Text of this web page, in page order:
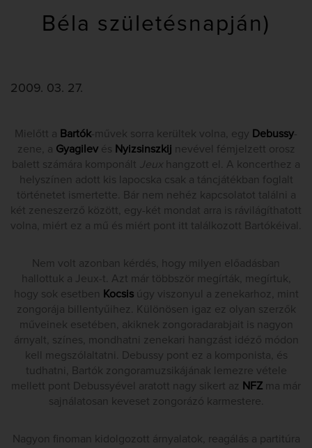
Béla születésnapján)
2009. 03. 27.
Mielőtt a Bartók-művek sorra kerültek volna, egy Debussy-
zene, a Gyagilevés Nyizsinszkij
nevével fémjelzett orosz
balett számára komponált
Jeux hangzott el. A koncerthez a
helyszínen adott kis lapocska csak a táncjátékban foglalt
történetet ismertette. Bár nem nehéz kapcsolatot találni a
két zeneszerző között, egy-két mondat arra is rávilágíthatott
volna, miért ez a mű és miért pont itt találkozott Bartókéival.
Nem volt azonban kérdés, hogy milyen előadásban
hallottuk a Jeux-t. Azt már többször megírták, megírtuk,
hogy sok esetben Kocsisúgy viszonyul a zenekarhoz, mint
zongorája billentyűihez. Különösen igaz ez olyan szerzők
műveinek esetében, akiknek zongoradarabjait is nagyon
árnyalt, színes, mondhatni zenekari hangzást idéző módon
kell megszólaltatni. Debussy pont ez a komponista, és
tudhatni, Bartók zongoramuzsikájának lemezre vétele
mellett pont Debussyével aratott nagy sikert az NFZ ma már
sajnálatosan keveset zongorázó karmestere.
Nagyon finoman kidolgozott árnyalatok, reagálás a partitúra